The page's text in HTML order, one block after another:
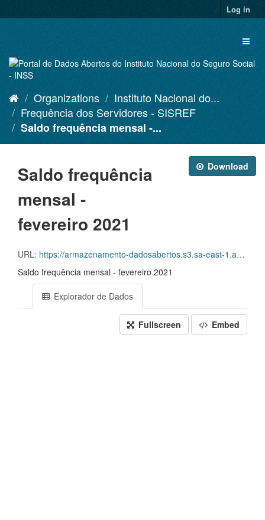
to
Log in
Organizations
Instituto Nacional do...
Frequência dos Servidores - SISREF
Saldo frequência mensal -...
Download
Saldo frequência
mensal -
fevereiro 2021
URL: https://armazenamento-dadosabertos.s3.sa-east-1.amazonaws.com/Plano+2016_2018_Grupos+de+dados/INSS+-+Frequ%C3%AAncia+dos+Servidores+-+SISREF/d-srf-fqs-001-acsinss-202102.csv
Saldo frequência mensal - fevereiro 2021
Explorador de Dados
Fullscreen Embed